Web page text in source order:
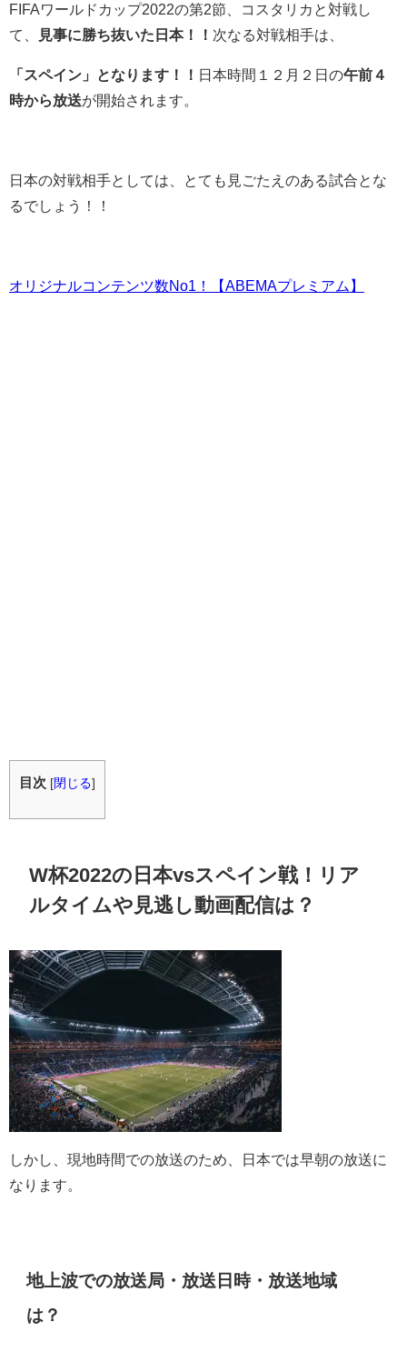
FIFAワールドカップ2022の第2節、コスタリカと対戦し
て、
見事に勝ち抜いた日本！！ 次なる対戦相手は、
「スペイン」となります！！ 日本時間１２月２日の午前４
時から放送が開始されます。
日本の対戦相手としては、とても見ごたえのある試合とな
るでしょう！！
オリジナルコンテンツ数No1！【ABEMAプレミアム】
目次 [閉じる]
W杯2022の日本vsスペイン戦！リア
ルタイムや見逃し動画配信は？
しかし、現地時間での放送のため、日本では早朝の放送に
なります。
地上波での放送局・放送日時・放送地域
は？